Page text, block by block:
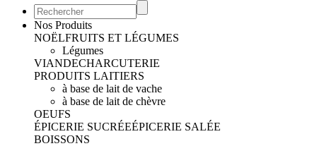
Nos Produits
NOËLFRUITS ET LÉGUMES
Légumes
VIANDECHARCUTERIE
PRODUITS LAITIERS
à base de lait de vache
à base de lait de chèvre
OEUFS
ÉPICERIE SUCRÉEÉPICERIE SALÉE
BOISSONS